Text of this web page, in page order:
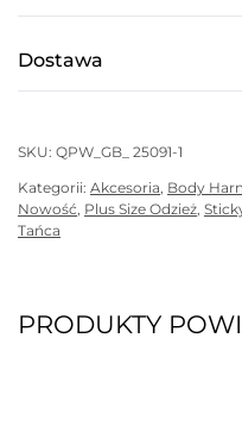
Dostawa
SKU: QPW_GB_ 25091-1
Kategorii: Akcesoria Body
Nowość Plus Size Odzież
Tańca
PRODUKTY